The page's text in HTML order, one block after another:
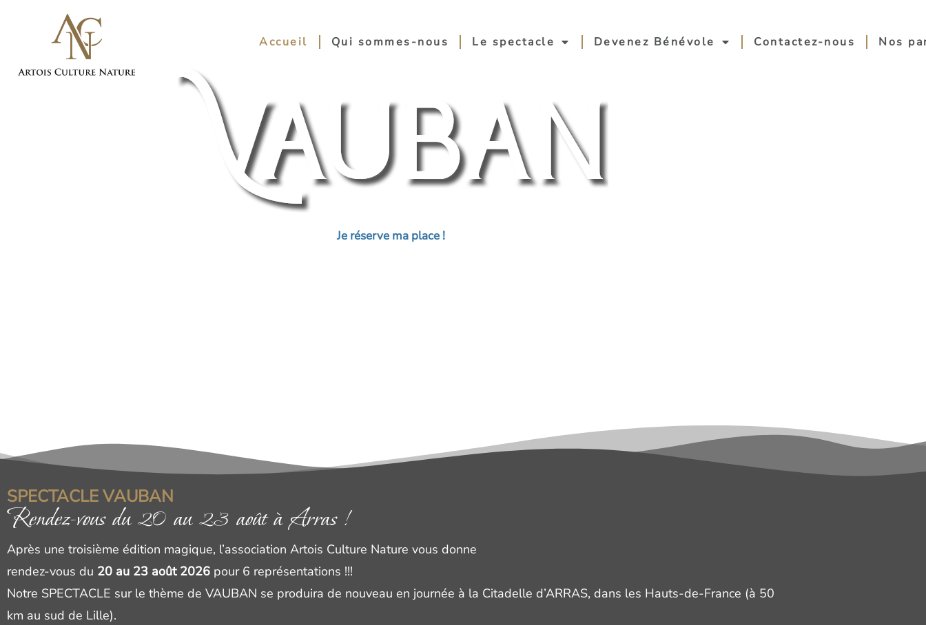
Accueil Qui sommes-nous Le spectacle Devenez Bénévole Contactez-nous Nos
Je réserve ma place !
SPECTACLE VAUBAN
Rendez-vous du 20 au 23 août à Arras !
Après une troisième édition magique, l’association Artois Culture Nature vous donne
rendez-vous du 20 au 23 août 2026 pour 6 représentations !!!
Notre SPECTACLE sur le thème de VAUBAN se produira de nouveau en journée à la Citadelle d’ARRAS, dans les Hauts-de-France (à 50
km au sud de Lille).